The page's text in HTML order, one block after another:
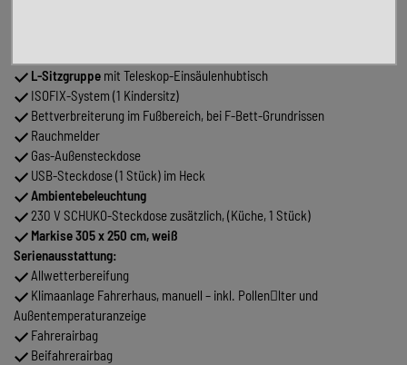
L-Sitzgruppe mit Teleskop-Einsäulenhubtisch
ISOFIX-System (1 Kindersitz)
Bettverbreiterung im Fußbereich, bei F-Bett-Grundrissen
Rauchmelder
Gas-Außensteckdose
USB-Steckdose (1 Stück) im Heck
Ambientebeleuchtung
230 V SCHUKO-Steckdose zusätzlich, (Küche, 1 Stück)
Markise 305 x 250 cm, weiß
Serienausstattung:
Allwetterbereifung
Klimaanlage Fahrerhaus, manuell – inkl. Pollenlter und
Außentemperaturanzeige
Fahrerairbag
Beifahrerairbag